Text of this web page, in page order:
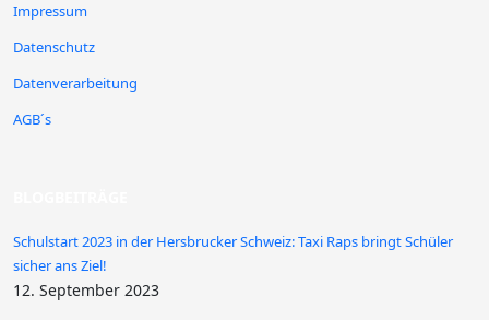
Impressum
Datenschutz
Datenverarbeitung
AGB´s
Schulstart 2023 in der Hersbrucker Schweiz: Taxi Raps bringt Schüler
sicher ans Ziel!
12. September 2023